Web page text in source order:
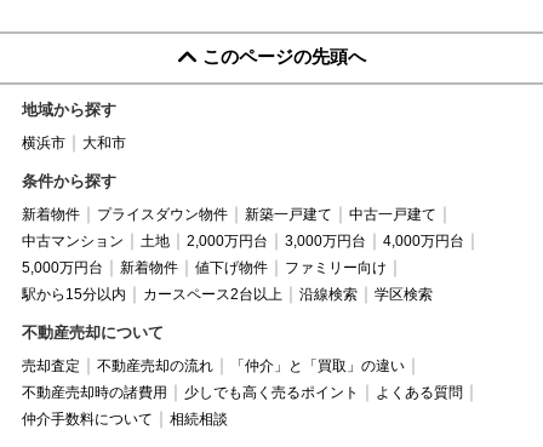
このページの先頭へ
地域から探す
横浜市 大和市
条件から探す
新着物件 プライスダウン物件 新築一戸建て
中古一戸建て
中古マンション
土地 2,000万円台 3,000万円台
4,000万円台
5,000万円台
新着物件 値下げ物件
ファミリー向け
駅から15分以内
カースペース2台以上 沿線検索 学区検索
不動産売却について
売却査定 不動産売却の流れ
「仲介」と「買取」の違い
不動産売却時の諸費用
少しでも高く売るポイント
よくある質問
仲介手数料について
相続相談